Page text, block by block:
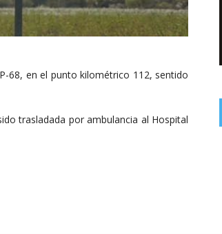
68, en el punto kilométrico 112, sentido
trasladada por ambulancia al Hospital